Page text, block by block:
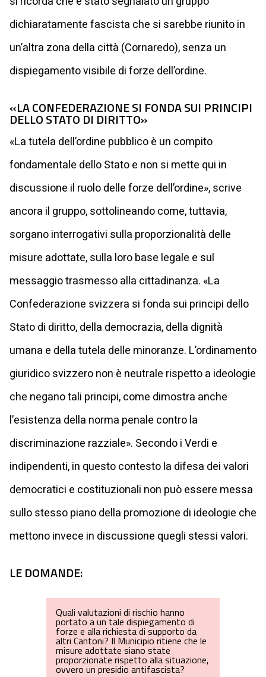
dichiaratamente fascista che si sarebbe riunito in
un’altra zona della città (Cornaredo), senza un
dispiegamento visibile di forze dell’ordine.
«LA CONFEDERAZIONE SI FONDA SUI PRINCIPI
DELLO STATO DI DIRITTO»
«La tutela dell’ordine pubblico è un compito
fondamentale dello Stato e non si mette qui in
discussione il ruolo delle forze dell’ordine», scrive
ancora il gruppo, sottolineando come, tuttavia,
sorgano interrogativi sulla proporzionalità delle
misure adottate, sulla loro base legale e sul
messaggio trasmesso alla cittadinanza. «La
Confederazione svizzera si fonda sui principi dello
Stato di diritto, della democrazia, della dignità
umana e della tutela delle minoranze. L’ordinamento
giuridico svizzero non è neutrale rispetto a ideologie
che negano tali principi, come dimostra anche
l’esistenza della norma penale contro la
discriminazione razziale». Secondo i Verdi e
indipendenti, in questo contesto la difesa dei valori
democratici e costituzionali non può essere messa
sullo stesso piano della promozione di ideologie che
mettono invece in discussione quegli stessi valori.
LE DOMANDE:
Quali valutazioni di rischio hanno
portato a un tale dispiegamento di
forze e alla richiesta di supporto da
altri Cantoni? Il Municipio ritiene che le
misure adottate siano state
proporzionate rispetto alla situazione,
ovvero un presidio antifascista?